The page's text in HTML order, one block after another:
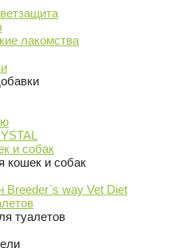
лакомства
и собак
кошек и собак
Breeder`s way Vet Diet
туалетов